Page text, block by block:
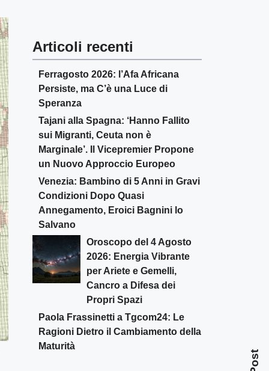
Articoli recenti
Ferragosto 2026: l’Afa Africana
Persiste, ma C’è una Luce di
Speranza
Tajani alla Spagna: ‘Hanno Fallito
sui Migranti, Ceuta non è
Marginale’. Il Vicepremier Propone
un Nuovo Approccio Europeo
Venezia: Bambino di 5 Anni in Gravi
Condizioni Dopo Quasi
Annegamento, Eroici Bagnini lo
Salvano
Oroscopo del 4 Agosto
2026: Energia Vibrante
per Ariete e Gemelli,
Cancro a Difesa dei
Propri Spazi
Paola Frassinetti a Tgcom24: Le
Ragioni Dietro il Cambiamento della
Maturità